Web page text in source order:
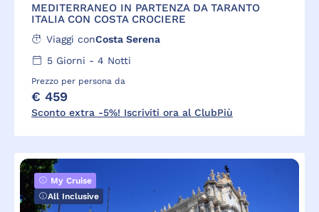
MEDITERRANEO IN PARTENZA DA TARANTO
ITALIA CON COSTA CROCIERE
Viaggi conCosta Serena
5Giorni - 4 Notti
Prezzo per persona da
€ 459
Sconto extra -5%! Iscriviti ora al ClubPiù
My Cruise
All Inclusive